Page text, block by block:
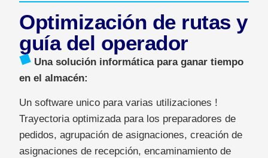
Optimización de rutas y
guía del operador
Una solución informática para ganar tiempo
en el almacén:
Un software unico para varias utilizaciones !
Trayectoria optimizada para los preparadores de
pedidos, agrupación de asignaciones, creación de
asignaciones de recepción, encaminamiento de